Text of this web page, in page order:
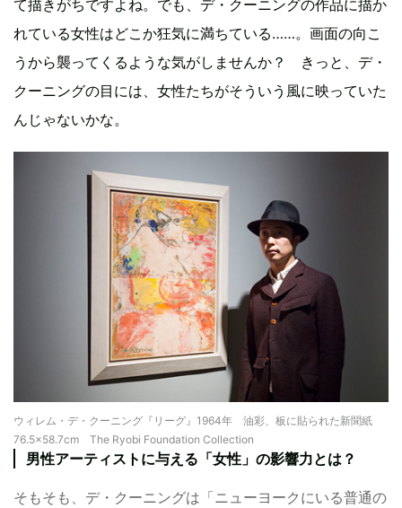
て描きがちですよね。でも、デ・クーニングの作品に描か
れている女性はどこか狂気に満ちている……。画面の向こ
うから襲ってくるような気がしませんか？ きっと、デ・
クーニングの目には、女性たちがそういう風に映っていた
んじゃないかな。
ウィレム・デ・クーニング『リーグ』1964年 油彩、板に貼られた新聞紙
76.5×58.7cm The Ryobi Foundation Collection
男性アーティストに与える「女性」の影響力とは？
そもそも、デ・クーニングは「ニューヨークにいる普通の